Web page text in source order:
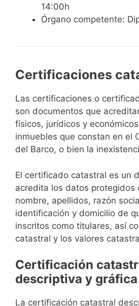
14:00h
Órgano competente:
Certificaciones
Las certificaciones o
son documentos que
físicos, jurídicos y
inmuebles que constan en el
del Barco, o bien la
El certificado catastral es un
acredita los datos protegidos
nombre, apellidos, razón
identificación y domicilio de
inscritos como titulares, así
catastral y los valores
Certificación
descriptiva y gráfica
La certificación catastral